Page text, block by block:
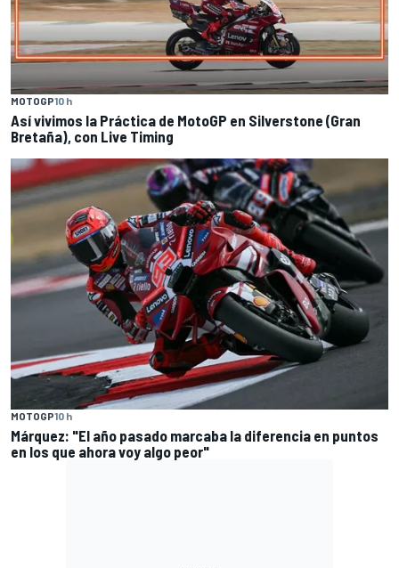
MOTOGP10 h
Así vivimos la Práctica de MotoGP en Silverstone (Gran
Bretaña), con Live Timing
MOTOGP10 h
Márquez: "El año pasado marcaba la diferencia en puntos
en los que ahora voy algo peor"